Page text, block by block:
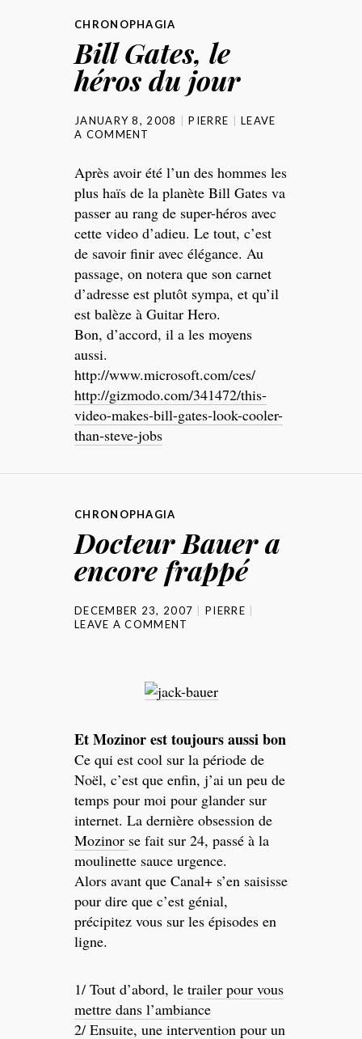
CHRONOPHAGIA
Bill Gates, le
héros du jour
JANUARY 8, 2008 PIERRE
LEAVE
A COMMENT
Après avoir été l’un des hommes les
plus haïs de la planète Bill Gates va
passer au rang de super-héros avec
cette video d’adieu. Le tout, c’est
de savoir finir avec élégance. Au
passage, on notera que son carnet
d’adresse est plutôt sympa, et qu’il
est balèze à Guitar Hero.
Bon, d’accord, il a les moyens
aussi.
http://www.microsoft.com/ces/
http://gizmodo.com/341472/this-
video-makes-bill-gates-look-cooler-
than-steve-jobs
CHRONOPHAGIA
Docteur Bauer a
encore frappé
DECEMBER 23, 2007
PIERRE
LEAVE A COMMENT
Et Mozinor est toujours aussi bon
Ce qui est cool sur la période de
Noël, c’est que enfin, j’ai un peu de
temps pour moi pour glander sur
internet. La dernière obsession de
Mozinor se fait sur 24, passé à la
moulinette sauce urgence.
Alors avant que Canal+ s’en saisisse
pour dire que c’est génial,
précipitez vous sur les épisodes en
ligne.
1/ Tout d’abord, le trailer pour vous
mettre dans l’ambiance
2/ Ensuite, une intervention pour un